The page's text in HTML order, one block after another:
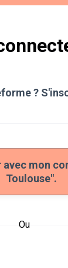
?
mon
Toulouse".
Ou